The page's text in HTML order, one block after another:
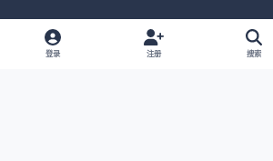
Light ModeDark ModeSystem Preference
登录 注册 搜索